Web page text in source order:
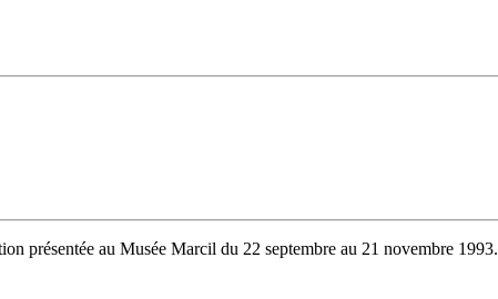
présentée au Musée Marcil du 22 septembre au 21 novembre 1993.